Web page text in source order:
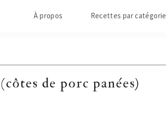
À propos Recettes par catégorie
de porc panées)